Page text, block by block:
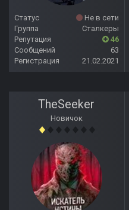
Статус
Не в сети
Группа
Сталкеры
Репутация
46
Сообщений
63
Регистрация
21.02.2021
TheSeeker
Новичок